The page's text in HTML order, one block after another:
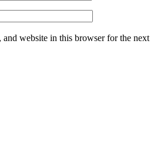
and website in this browser for the next